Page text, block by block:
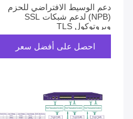
دعم الوسيط الافتراضي للحزم
(NPB) لدعم شبكات SSL
وبروتوكول TLS
احصل على أفضل سعر